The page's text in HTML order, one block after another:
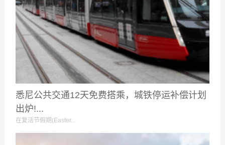
悉尼公共交通12天免费搭乘，城铁停运补偿计划
出炉!...
在复活节假期(Easter...